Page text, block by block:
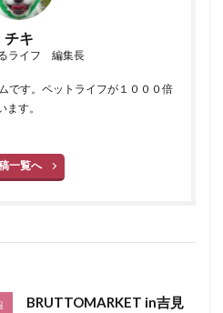
チキ
ライフ 編集長
です。ペットライフが１０００倍
す。
一覧へ
BRUTTOMARKET in吉見